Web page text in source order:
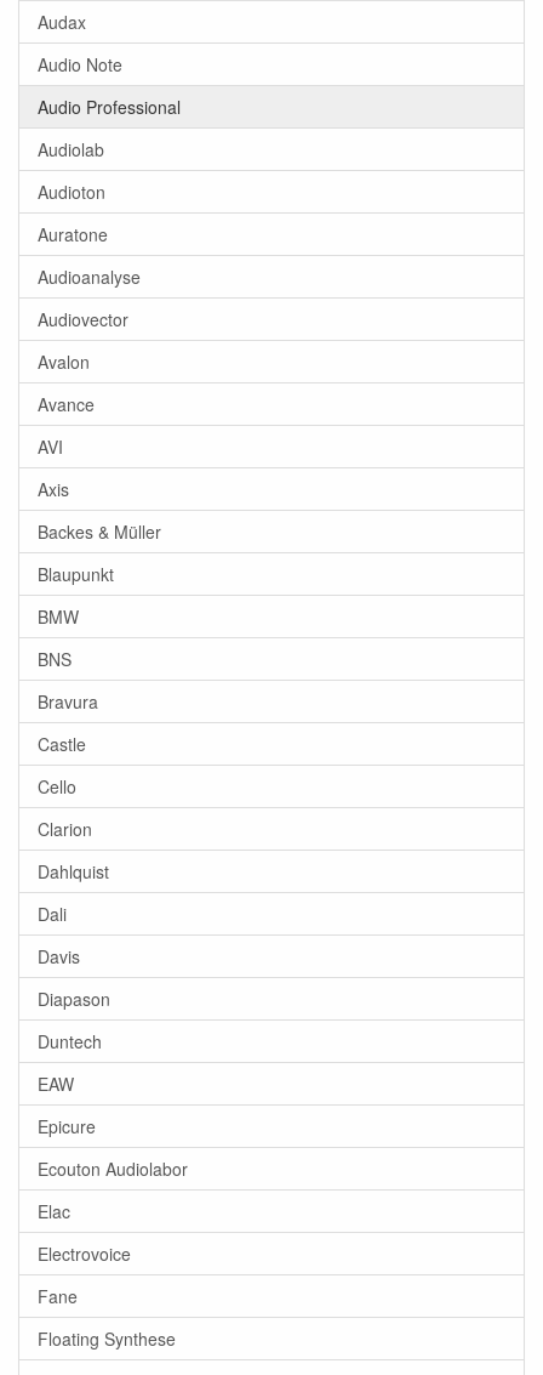
Audax
Audio Note
Audio Professional
Audiolab
Audioton
Auratone
Audioanalyse
Audiovector
Avalon
Avance
AVI
Axis
Backes & Müller
Blaupunkt
BMW
BNS
Bravura
Castle
Cello
Clarion
Dahlquist
Dali
Davis
Diapason
Duntech
EAW
Epicure
Ecouton Audiolabor
Elac
Electrovoice
Fane
Floating Synthese